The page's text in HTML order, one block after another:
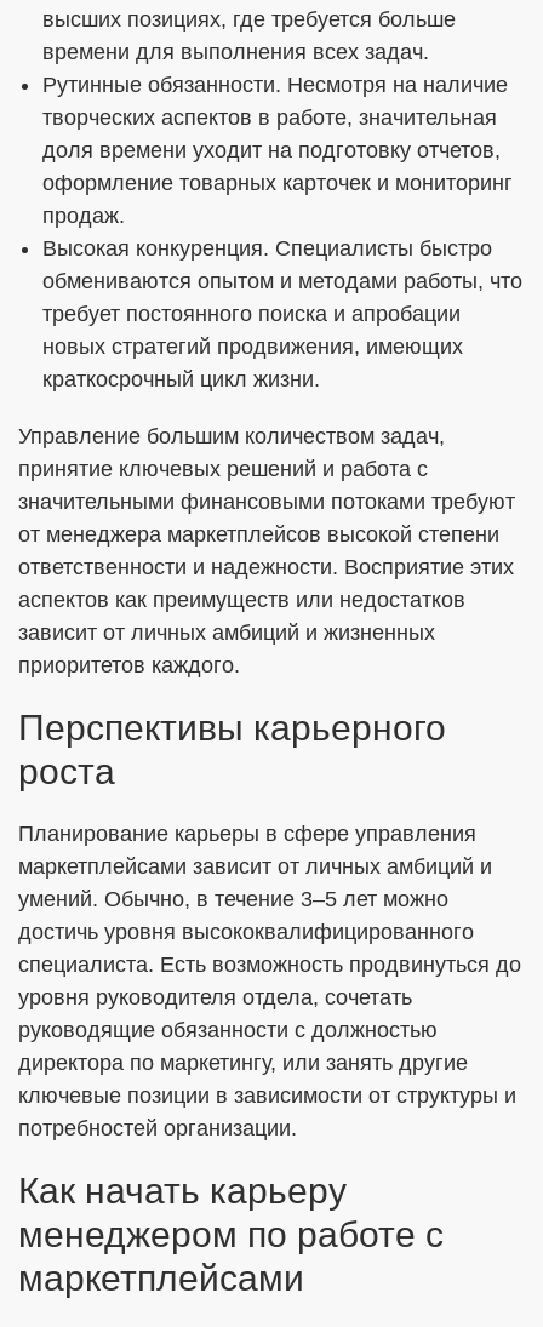
высших позициях, где требуется больше
времени для выполнения всех задач.
Рутинные обязанности. Несмотря на наличие
творческих аспектов в работе, значительная
доля времени уходит на подготовку отчетов,
оформление товарных карточек и мониторинг
продаж.
Высокая конкуренция. Специалисты быстро
обмениваются опытом и методами работы, что
требует постоянного поиска и апробации
новых стратегий продвижения, имеющих
краткосрочный цикл жизни.
Управление большим количеством задач,
принятие ключевых решений и работа с
значительными финансовыми потоками требуют
от менеджера маркетплейсов высокой степени
ответственности и надежности. Восприятие этих
аспектов как преимуществ или недостатков
зависит от личных амбиций и жизненных
приоритетов каждого.
Перспективы карьерного
роста
Планирование карьеры в сфере управления
маркетплейсами зависит от личных амбиций и
умений. Обычно, в течение 3–5 лет можно
достичь уровня высококвалифицированного
специалиста. Есть возможность продвинуться до
уровня руководителя отдела, сочетать
руководящие обязанности с должностью
директора по маркетингу, или занять другие
ключевые позиции в зависимости от структуры и
потребностей организации.
Как начать карьеру
менеджером по работе с
маркетплейсами